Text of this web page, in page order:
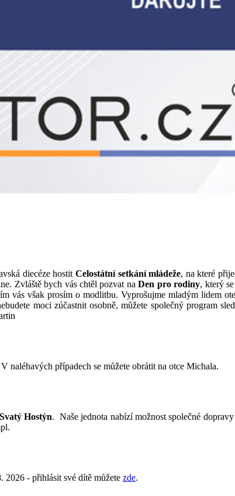
diecéze hostit Celostátní setkání mládeže, nakteré
Zvláště bych vás chtěl pozvat naDen pro rodiny, který
vás však prosím o modlitbu. Vyprošujme mladým lidem
moci zúčastnit osobně, můžete společný program
V naléhavých případech se můžete obrátit na otce Michala.
Hostýn. Naše jednota nabízí možnost společné
2026 - přihlásit své dítě můžete zde.